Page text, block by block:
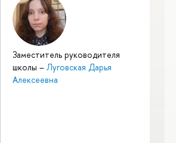
Заместитель руководителя
школы – Луговская Дарья
Алексеевна